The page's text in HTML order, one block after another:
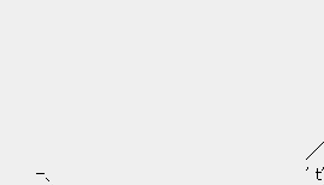
ﾑ7 ﾑ7ﾊﾏ
ﾑ7ﾆﾆﾑ7 V
, ､ ﾑ7 ﾑ7
／_, メ―- _ ﾑ
／くﾍ＿ ,ミヽ
∠ ,_,//K l//ハﾑ
／/´〈／"Ｙ/ﾍ
-、 ' ｔ'ーｲｘｚ